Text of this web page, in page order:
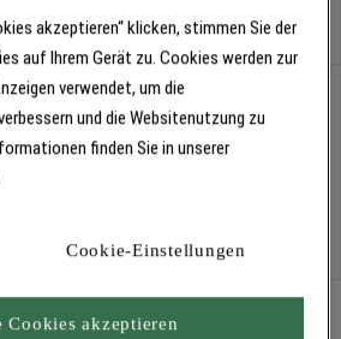
anmelden
anmelden
akzeptieren“ klicken, stimmen Sie der
auf Ihrem Gerät zu. Cookies werden zur
verwendet, um die
und die Websitenutzung zu
finden Sie in unserer
Cookie-Einstellungen
Cookies akzeptieren